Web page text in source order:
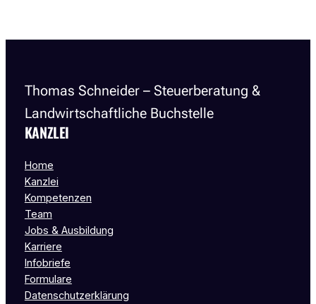
Thomas Schneider – Steuerberatung &
Landwirtschaftliche Buchstelle
KANZLEI
Home
Kanzlei
Kompetenzen
Team
Jobs & Ausbildung
Karriere
Infobriefe
Formulare
Datenschutzerklärung